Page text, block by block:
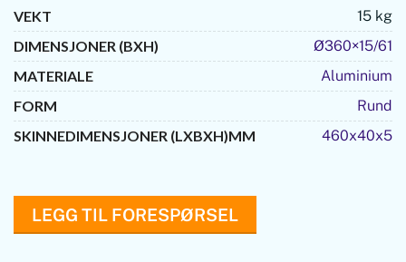
VEKT
15 kg
DIMENSJONER (BXH)
Ø360×15/61
MATERIALE
Aluminium
FORM
Rund
SKINNEDIMENSJONER (LXBXH)MM
460x40x5
LEGG TIL FORESPØRSEL